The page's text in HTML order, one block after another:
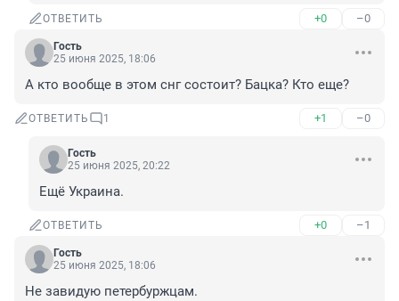
ОТВЕТИТЬ +0 –0
Гость
25 июня 2025, 18:06
А кто вообще в этом снг состоит? Бацка? Кто еще?
ОТВЕТИТЬ 1 +1 –0
Гость
25 июня 2025, 20:22
Ещё Украина.
ОТВЕТИТЬ +0 –1
Гость
25 июня 2025, 18:06
Не завидую петербуржцам.